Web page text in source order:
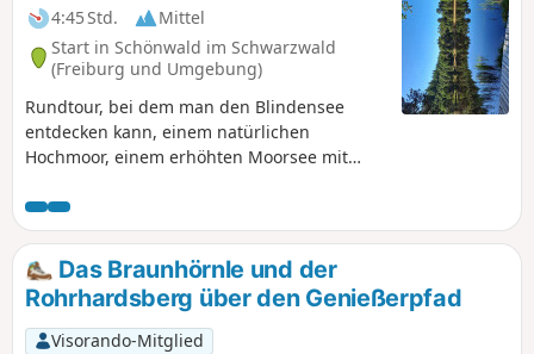
4:45 Std.
Mittel
Start in Schönwald im Schwarzwald
(Freiburg und Umgebung)
Rundtour, bei dem man den Blindensee
entdecken kann, einem natürlichen
Hochmoor, einem erhöhten Moorsee mit
Sichttiefe. Schöne Aussichtspunkte über
einen Teil des Naturparks Südschwarzwald.
Das Braunhörnle und der
Rohrhardsberg über den Genießerpfad
Visorando-Mitglied